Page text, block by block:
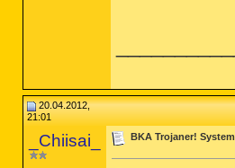
20.04.2012,
21:01
_Chiisai_ BKA Trojaner!